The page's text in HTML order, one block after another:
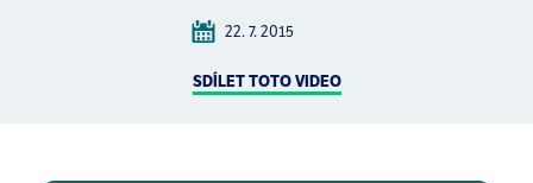
22. 7. 2015
SDÍLET TOTO VIDEO